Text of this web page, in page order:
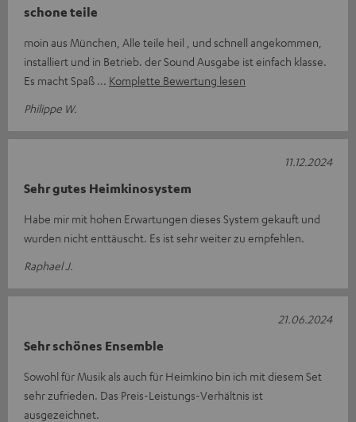
schone teile
moin aus München, Alle teile heil , und schnell angekommen,
installiert und in Betrieb. der Sound Ausgabe ist einfach klasse.
Es macht Spaß
Komplette Bewertung lesen
Philippe W.
Sehr gutes Heimkinosystem
Habe mir mit hohen Erwartungen dieses System gekauft und
wurden nicht enttäuscht. Es ist sehr weiter zu empfehlen.
Raphael J.
11.12.2024
Sehr schönes Ensemble
Sowohl für Musik als auch für Heimkino bin ich mit diesem Set
sehr zufrieden. Das Preis-Leistungs-Verhältnis ist
ausgezeichnet.
21.06.2024